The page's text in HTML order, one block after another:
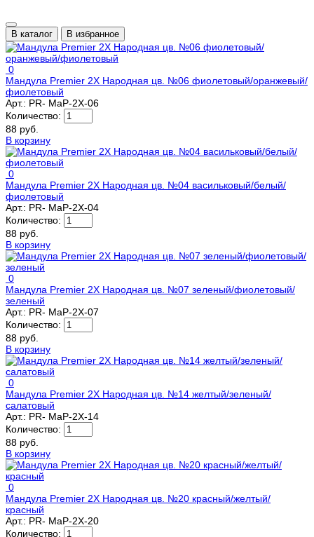
В каталог В избранное
0
Мандула Premier 2Х Народная цв. №06 фиолетовый/оранжевый/
фиолетовый
Арт.: PR- MaP-2X-06
Количество:
88 руб.
В корзину
0
Мандула Premier 2Х Народная цв. №04 васильковый/белый/
фиолетовый
Арт.: PR- MaP-2X-04
Количество:
88 руб.
В корзину
0
Мандула Premier 2Х Народная цв. №07 зеленый/фиолетовый/
зеленый
Арт.: PR- MaP-2X-07
Количество:
88 руб.
В корзину
0
Мандула Premier 2Х Народная цв. №14 желтый/зеленый/
салатовый
Арт.: PR- MaP-2X-14
Количество:
88 руб.
В корзину
0
Мандула Premier 2Х Народная цв. №20 красный/желтый/
красный
Арт.: PR- MaP-2X-20
Количество: